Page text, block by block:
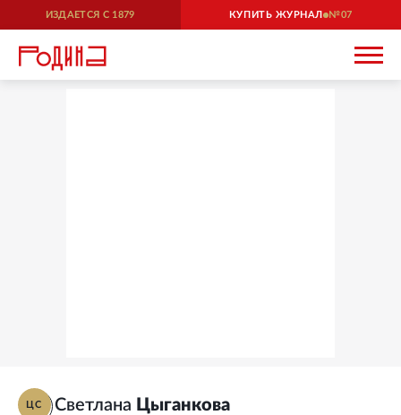
ИЗДАЕТСЯ С 1879 КУПИТЬ ЖУРНАЛ 07
ЦС Светлана Цыганкова